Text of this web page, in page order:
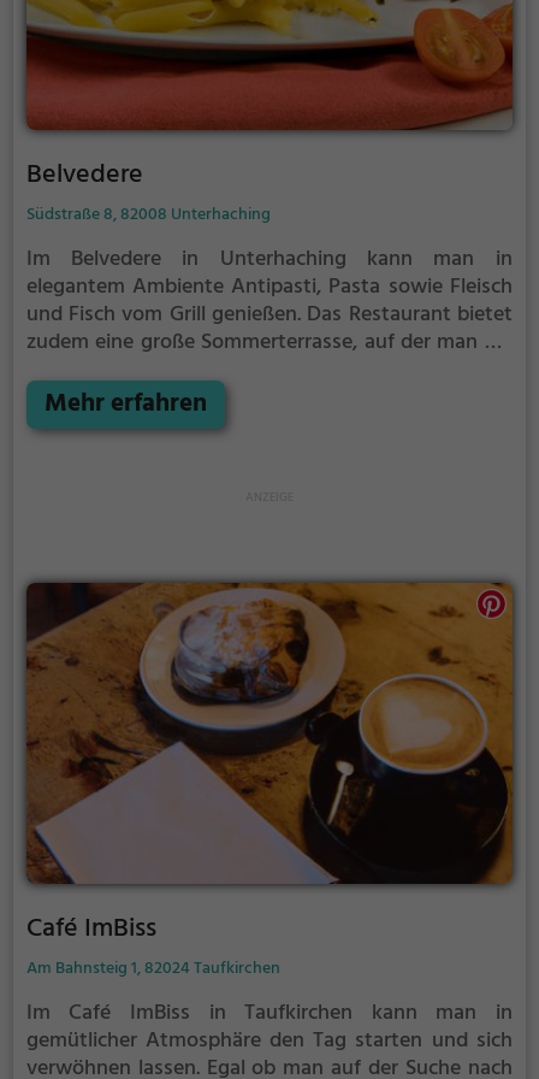
herzliche Gastfreundschaft schätzt.
Belvedere
Südstraße 8, 82008 Unterhaching
Im Belvedere in Unterhaching kann man in
elegantem Ambiente Antipasti, Pasta sowie Fleisch
und Fisch vom Grill genießen. Das Restaurant bietet
zudem eine große Sommerterrasse, auf der man die
kann. Hier gibt es eine vielfältige Auswahl an
italienischen, europäischen und mediterranen
Mehr erfahren
Café ImBiss
Am Bahnsteig 1, 82024 Taufkirchen
Im Café ImBiss in Taufkirchen kann man in
gemütlicher Atmosphäre den Tag starten und sich
verwöhnen lassen. Egal ob man auf der Suche nach